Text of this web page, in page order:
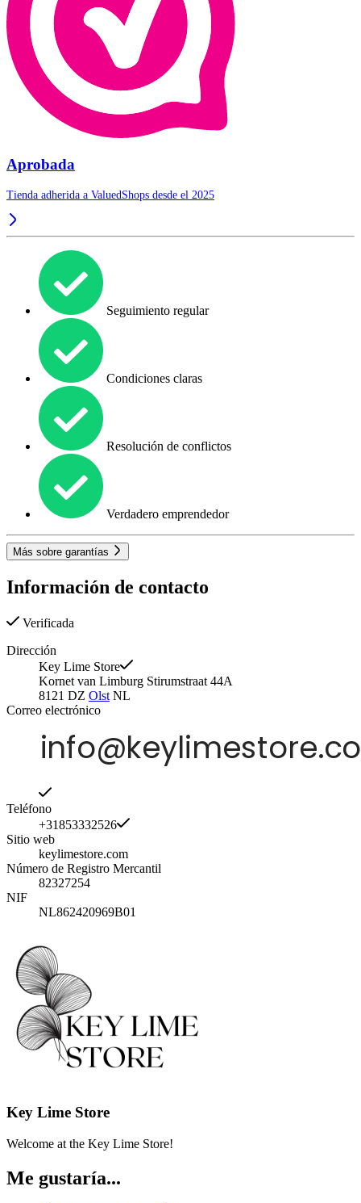
Aprobada
Tienda adherida a ValuedShops desde el 2025
Seguimiento regular
Condiciones claras
Resolución de conflictos
Verdadero emprendedor
Más sobre garantías
Información de contacto
Verificada
Dirección
Key Lime Store
Kornet van Limburg Stirumstraat 44A
8121 DZ Olst NL
Correo electrónico
Teléfono
+31853332526
Sitio web
keylimestore.com
Número de Registro Mercantil
82327254
NIF
NL862420969B01
Key Lime Store
Welcome at the Key Lime Store!
Me gustaría...